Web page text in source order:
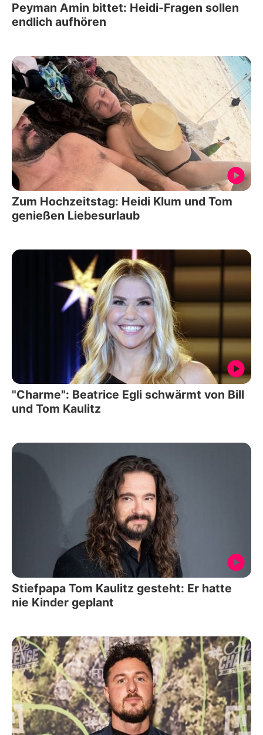
Peyman Amin bittet: Heidi-Fragen sollen
endlich aufhören
Zum Hochzeitstag: Heidi Klum und Tom
genießen Liebesurlaub
"Charme": Beatrice Egli schwärmt von Bill
und Tom Kaulitz
Stiefpapa Tom Kaulitz gesteht: Er hatte
nie Kinder geplant